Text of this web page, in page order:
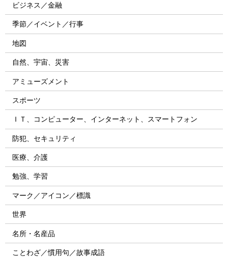
ビジネス／金融
季節／イベント／行事
地図
自然、宇宙、災害
アミューズメント
スポーツ
ＩＴ、コンピューター、インターネット、スマートフォン
防犯、セキュリティ
医療、介護
勉強、学習
マーク／アイコン／標識
世界
名所・名産品
ことわざ／慣用句／故事成語